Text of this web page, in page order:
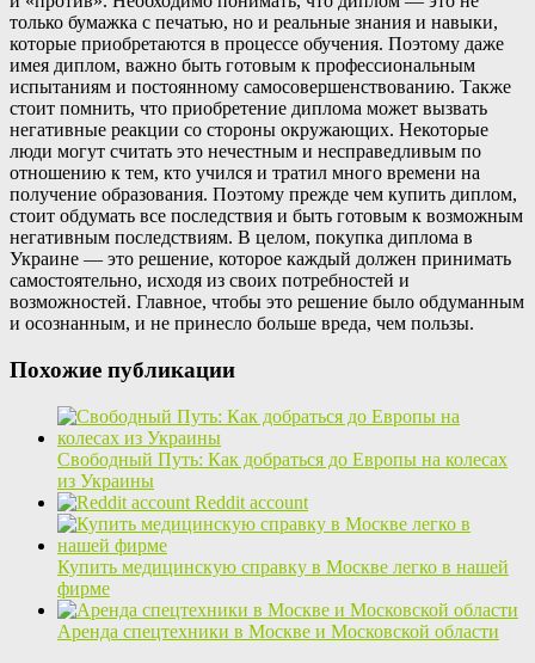
только бумажка с печатью, но и реальные знания и навыки,
которые приобретаются в процессе обучения. Поэтому даже
имея диплом, важно быть готовым к профессиональным
испытаниям и постоянному самосовершенствованию. Также
стоит помнить, что приобретение диплома может вызвать
негативные реакции со стороны окружающих. Некоторые
люди могут считать это нечестным и несправедливым по
отношению к тем, кто учился и тратил много времени на
получение образования. Поэтому прежде чем купить диплом,
стоит обдумать все последствия и быть готовым к возможным
негативным последствиям. В целом, покупка диплома в
Украине — это решение, которое каждый должен принимать
самостоятельно, исходя из своих потребностей и
возможностей. Главное, чтобы это решение было обдуманным
и осознанным, и не принесло больше вреда, чем пользы.
Похожие публикации
Свободный Путь: Как добраться до Европы на колесах
из Украины
Reddit account
Купить медицинскую справку в Москве легко в нашей
фирме
Аренда спецтехники в Москве и Московской области